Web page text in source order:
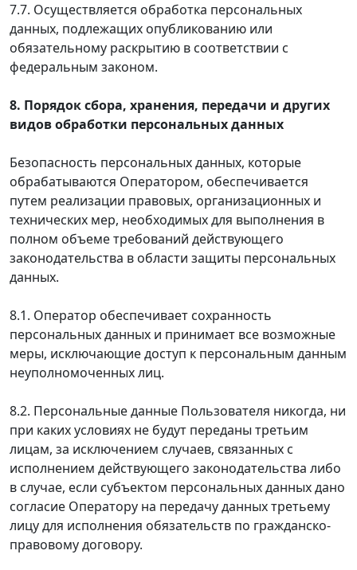
7.7. Осуществляется обработка персональных
данных, подлежащих опубликованию или
обязательному раскрытию в соответствии с
федеральным законом.
8. Порядок сбора, хранения, передачи и других
видов обработки персональных данных
Безопасность персональных данных, которые
обрабатываются Оператором, обеспечивается
путем реализации правовых, организационных и
технических мер, необходимых для выполнения в
полном объеме требований действующего
законодательства в области защиты персональных
данных.
8.1. Оператор обеспечивает сохранность
персональных данных и принимает все возможные
меры, исключающие доступ к персональным данным
неуполномоченных лиц.
8.2. Персональные данные Пользователя никогда, ни
при каких условиях не будут переданы третьим
лицам, за исключением случаев, связанных с
исполнением действующего законодательства либо
в случае, если субъектом персональных данных дано
согласие Оператору на передачу данных третьему
лицу для исполнения обязательств по гражданско-
правовому договору.